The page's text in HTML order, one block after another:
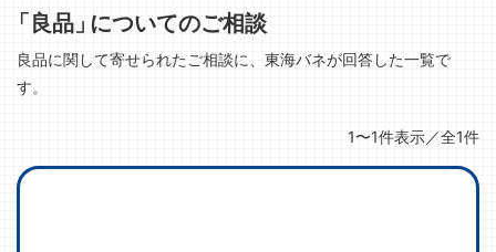
「良品」についてのご相談
良品に関して寄せられたご相談に、東海バネが回答した一覧で
す。
1〜1件表示／全1件